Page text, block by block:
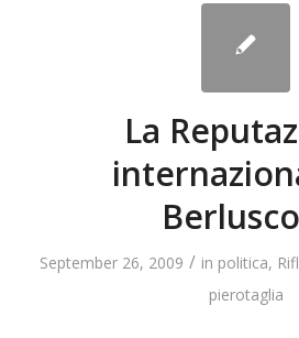
La
September 26, 2009 / in politica,
pierotaglia